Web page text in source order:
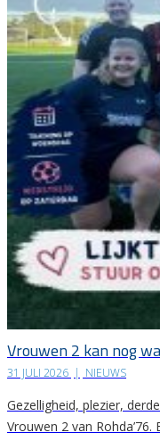
Vrouwen 2 kan nog
31 JULI 2026 | NIEUWS
Gezelligheid, plezier,
Vrouwen 2 van